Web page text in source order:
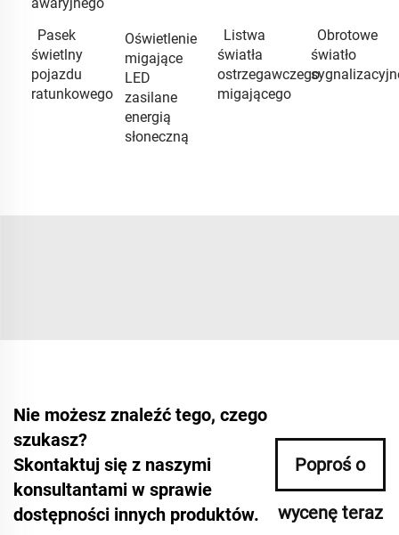
Pasek
świetlny
pojazdu
ratunkowego
Oświetlenie
migające
LED
zasilane
energią
słoneczną
Listwa
światła
ostrzegawczego
migającego
Obrotowe
światło
Nie możesz znaleźć tego, czego
szukasz?
Skontaktuj się z naszymi
konsultantami w sprawie
dostępności innych produktów.
Poproś o
wycenę teraz